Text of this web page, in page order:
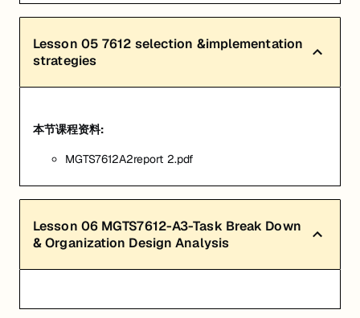
Lesson 05 7612 selection &implementation
strategies
本节课程资料:
MGTS7612A2report 2.pdf
Lesson 06 MGTS7612-A3-Task Break Down
& Organization Design Analysis